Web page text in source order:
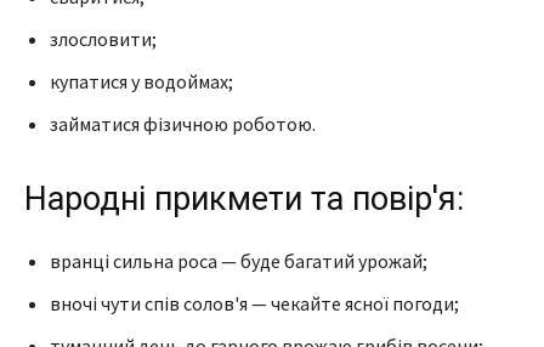
злословити;
купатися у водоймах;
займатися фізичною роботою.
Народні прикмети та повір'я:
вранці сильна роса — буде багатий урожай;
вночі чути спів солов'я — чекайте ясної погоди;